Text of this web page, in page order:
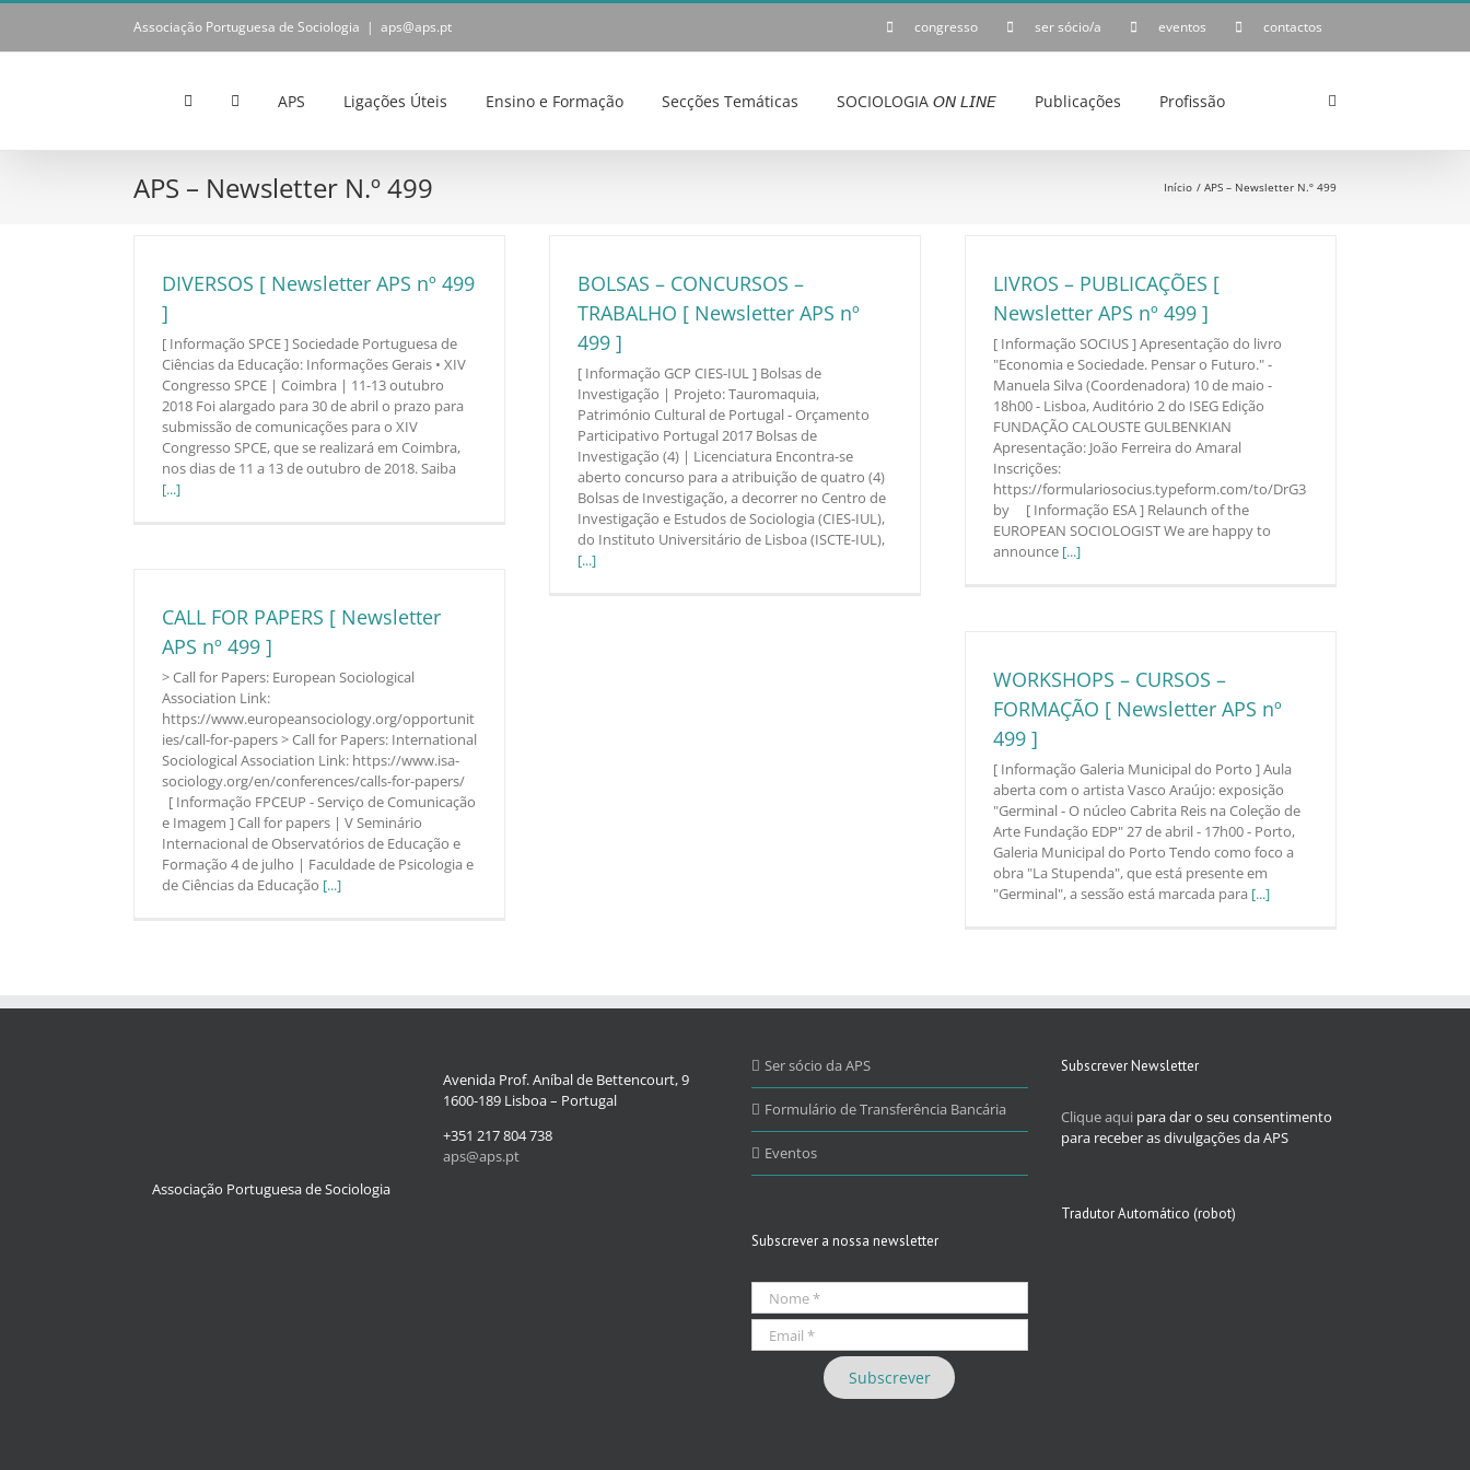
Skip
content
Associação Portuguesa de Sociologia | aps@aps.pt congresso ser sócio/a eventos contactos
APS Ligações Úteis Ensino e Formação Secções Temáticas SOCIOLOGIA 𝘖𝘕 𝘓𝘐𝘕𝘌 Publicações Profissão
APS – Newsletter N.º 499 Início APS – Newsletter N.º 499
DIVERSOS [ Newsletter APS nº 499
]
[ Informação SPCE ] Sociedade Portuguesa de
Ciências da Educação: Informações Gerais • XIV
Congresso SPCE | Coimbra | 11-13 outubro
2018 Foi alargado para 30 de abril o prazo para
submissão de comunicações para o XIV
Congresso SPCE, que se realizará em Coimbra,
nos dias de 11 a 13 de outubro de 2018. Saiba
[...]
BOLSAS – CONCURSOS –
TRABALHO [ Newsletter APS nº
499 ]
[ Informação GCP CIES-IUL ] Bolsas de
Investigação | Projeto: Tauromaquia,
Património Cultural de Portugal - Orçamento
Participativo Portugal 2017 Bolsas de
Investigação (4) | Licenciatura Encontra-se
aberto concurso para a atribuição de quatro (4)
Bolsas de Investigação, a decorrer no Centro de
Investigação e Estudos de Sociologia (CIES-IUL),
do Instituto Universitário de Lisboa (ISCTE-IUL),
[...]
LIVROS – PUBLICAÇÕES [
Newsletter APS nº 499 ]
[ Informação SOCIUS ] Apresentação do livro
"Economia e Sociedade. Pensar o Futuro." -
Manuela Silva (Coordenadora) 10 de maio -
18h00 - Lisboa, Auditório 2 do ISEG Edição
FUNDAÇÃO CALOUSTE GULBENKIAN
Apresentação: João Ferreira do Amaral
Inscrições:
https://formulariosocius.typeform.com/to/DrG3
by [ Informação ESA ] Relaunch of the
EUROPEAN SOCIOLOGIST We are happy to
announce [...]
CALL FOR PAPERS [ Newsletter
APS nº 499 ]
> Call for Papers: European Sociological
Association Link:
https://www.europeansociology.org/opportunit
ies/call-for-papers > Call for Papers: International
Sociological Association Link: https://www.isa-
sociology.org/en/conferences/calls-for-papers/
[ Informação FPCEUP - Serviço de Comunicação
e Imagem ] Call for papers | V Seminário
Internacional de Observatórios de Educação e
Formação 4 de julho | Faculdade de Psicologia e
de Ciências da Educação [...]
WORKSHOPS – CURSOS –
FORMAÇÃO [ Newsletter APS nº
499 ]
[ Informação Galeria Municipal do Porto ] Aula
aberta com o artista Vasco Araújo: exposição
"Germinal - O núcleo Cabrita Reis na Coleção de
Arte Fundação EDP" 27 de abril - 17h00 - Porto,
Galeria Municipal do Porto Tendo como foco a
obra "La Stupenda", que está presente em
"Germinal", a sessão está marcada para [...]
Associação Portuguesa de Sociologia
Avenida Prof. Aníbal de Bettencourt, 9
1600-189 Lisboa – Portugal
+351 217 804 738
aps@aps.pt
Ser sócio da APS
Formulário de Transferência Bancária
Eventos
Subscrever a nossa newsletter
Subscrever Newsletter
Clique aqui para dar o seu consentimento
para receber as divulgações da APS
Tradutor Automático (robot)